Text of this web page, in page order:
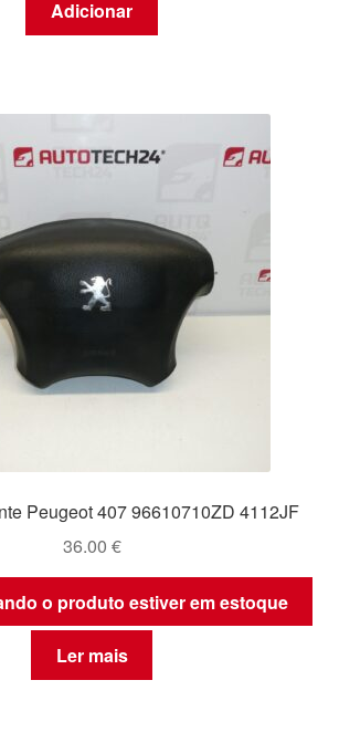
Adicionar
Peugeot 407 96610710ZD 4112JF
36.00 €
o produto estiver em estoque
Ler mais